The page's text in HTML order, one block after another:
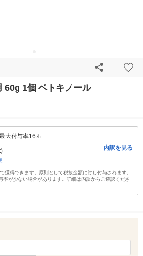
60g 1個 ベトキノール
最大付与率16%
内訳を見る
獲得できます。原則として税抜金額に対し付与されます。
率が少ない場合があります。詳細は内訳からご確認くださ